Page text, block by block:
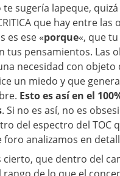
te sugería lapeque, quizá
que hay entre las
es ese «porque«, que
tus pensamientos. Las
necesidad con objeto
un miedo y que genera
Esto es así en el
. Si no es así, no es
del espectro del TOC
foro analizamos en
cierto, que dentro del